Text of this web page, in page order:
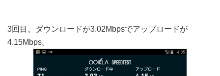
3回目。ダウンロードが3.02Mbpsでアップロードが
4.15Mbps。